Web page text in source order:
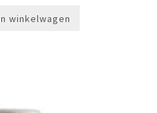
winkelwagen